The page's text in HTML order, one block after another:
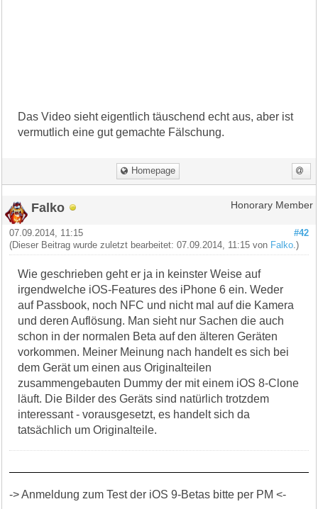
Das Video sieht eigentlich täuschend echt aus, aber ist
vermutlich eine gut gemachte Fälschung.
Homepage
Falko Honorary Member
#42
07.09.2014, 11:15
(Dieser Beitrag wurde zuletzt bearbeitet: 07.09.2014, 11:15 von Falko .)
Wie geschrieben geht er ja in keinster Weise auf
irgendwelche iOS-Features des iPhone 6 ein. Weder
auf Passbook, noch NFC und nicht mal auf die Kamera
und deren Auflösung. Man sieht nur Sachen die auch
schon in der normalen Beta auf den älteren Geräten
vorkommen. Meiner Meinung nach handelt es sich bei
dem Gerät um einen aus Originalteilen
zusammengebauten Dummy der mit einem iOS 8-Clone
läuft. Die Bilder des Geräts sind natürlich trotzdem
interessant - vorausgesetzt, es handelt sich da
tatsächlich um Originalteile.
-> Anmeldung zum Test der iOS 9-Betas bitte per PM <-